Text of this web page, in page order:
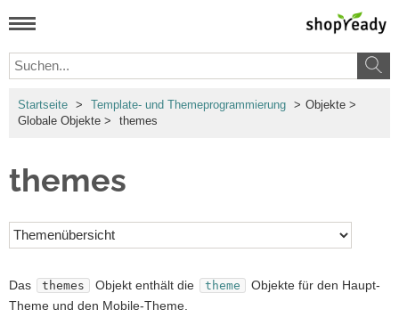
Startseite > Template- und Themeprogrammierung > Objekte >
Globale Objekte > themes
themes
Das themes Objekt enthält die theme
Objekte für den Haupt-
Theme und den Mobile-Theme.